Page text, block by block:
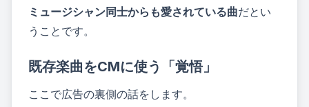
ミュージシャン同士からも愛されている曲だとい
うことです。
既存楽曲をCMに使う「覚悟」
ここで広告の裏側の話をします。